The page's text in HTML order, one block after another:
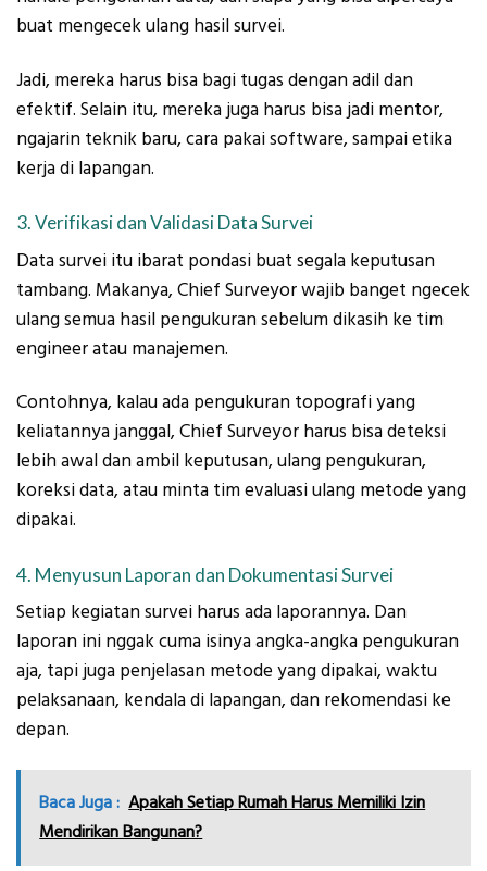
buat mengecek ulang hasil survei.
Jadi, mereka harus bisa bagi tugas dengan adil dan
efektif. Selain itu, mereka juga harus bisa jadi mentor,
ngajarin teknik baru, cara pakai software, sampai etika
kerja di lapangan.
3. Verifikasi dan Validasi Data Survei
Data survei itu ibarat pondasi buat segala keputusan
tambang. Makanya, Chief Surveyor wajib banget ngecek
ulang semua hasil pengukuran sebelum dikasih ke tim
engineer atau manajemen.
Contohnya, kalau ada pengukuran topografi yang
keliatannya janggal, Chief Surveyor harus bisa deteksi
lebih awal dan ambil keputusan, ulang pengukuran,
koreksi data, atau minta tim evaluasi ulang metode yang
dipakai.
4. Menyusun Laporan dan Dokumentasi Survei
Setiap kegiatan survei harus ada laporannya. Dan
laporan ini nggak cuma isinya angka-angka pengukuran
aja, tapi juga penjelasan metode yang dipakai, waktu
pelaksanaan, kendala di lapangan, dan rekomendasi ke
depan.
Baca Juga : Apakah Setiap Rumah Harus Memiliki Izin
Mendirikan Bangunan?